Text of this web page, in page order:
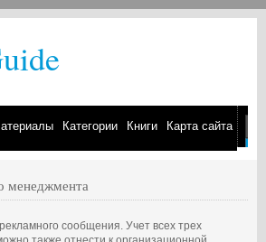
Категории Книги Карта сайта
менеджмента
сообщения. Учет всех трех